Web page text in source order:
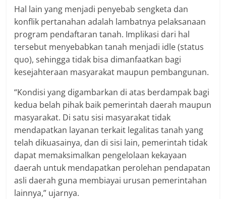
Hal lain yang menjadi penyebab sengketa dan
konflik pertanahan adalah lambatnya pelaksanaan
program pendaftaran tanah. Implikasi dari hal
tersebut menyebabkan tanah menjadi idle (status
quo), sehingga tidak bisa dimanfaatkan bagi
kesejahteraan masyarakat maupun pembangunan.
“Kondisi yang digambarkan di atas berdampak bagi
kedua belah pihak baik pemerintah daerah maupun
masyarakat. Di satu sisi masyarakat tidak
mendapatkan layanan terkait legalitas tanah yang
telah dikuasainya, dan di sisi lain, pemerintah tidak
dapat memaksimalkan pengelolaan kekayaan
daerah untuk mendapatkan perolehan pendapatan
asli daerah guna membiayai urusan pemerintahan
lainnya,” ujarnya.